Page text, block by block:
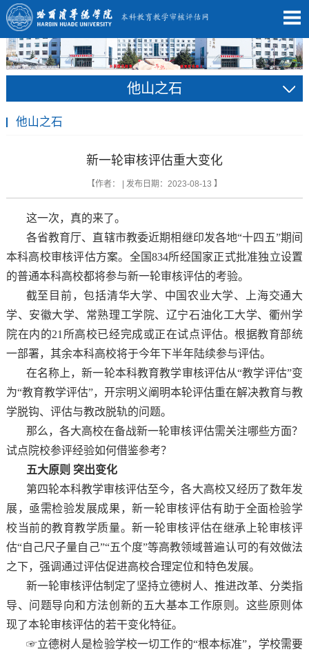
他山之石
他山之石
新一轮审核评估重大变化
【作者： | 发布日期：2023-08-13 】
这一次，真的来了。
各省教育厅、直辖市教委近期相继印发各地“十四五”期间
本科高校审核评估方案。全国834所经国家正式批准独立设置
的普通本科高校都将参与新一轮审核评估的考验。
截至目前，包括清华大学、中国农业大学、上海交通大
学、安徽大学、常熟理工学院、辽宁石油化工大学、衢州学
院在内的21所高校已经完成或正在试点评估。根据教育部统
一部署，其余本科高校将于今年下半年陆续参与评估。
在名称上，新一轮本科教育教学审核评估从“教学评估”变
为“教育教学评估”，开宗明义阐明本轮评估重在解决教育与教
学脱钩、评估与教改脱轨的问题。
那么，各大高校在备战新一轮审核评估需关注哪些方面？
试点院校参评经验如何借鉴参考？
五大原则 突出变化
第四轮本科教学审核评估至今，各大高校又经历了数年发
展，亟需检验发展成果，新一轮审核评估有助于全面检验学
校当前的教育教学质量。新一轮审核评估在继承上轮审核评
估“自己尺子量自己”“五个度”等高教领域普遍认可的有效做法
之下，强调通过评估促进高校合理定位和特色发展。
新一轮审核评估制定了坚持立德树人、推进改革、分类指
导、问题导向和方法创新的五大基本工作原则。这些原则体
现了本轮审核评估的若干变化特征。
☞立德树人是检验学校一切工作的“根本标准”，学校需要